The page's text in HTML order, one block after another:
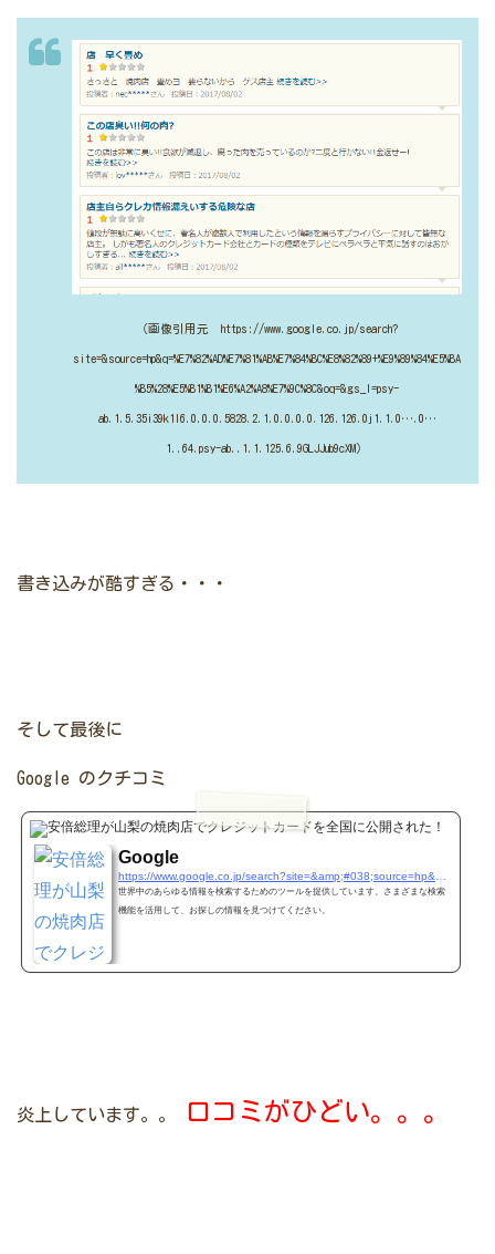
（画像引用元 https://www.google.co.jp/search?
site=&source=hp&q=%E7%82%AD%E7%81%AB%E7%84%BC%E8%82%89+%E9%89%84%E5%BA
%B5%28%E5%B1%B1%E6%A2%A8%E7%9C%8C&oq=&gs_l=psy-
ab.1.5.35i39k1l6.0.0.0.5828.2.1.0.0.0.0.126.126.0j1.1.0….0…
1..64.psy-ab..1.1.125.6.9GLJJub9cXM）
書き込みが酷すぎる・・・
そして最後に
Google のクチコミ
Google
世界中のあらゆる情報を検索するためのツールを提供しています。さまざまな検索
機能を活用して、お探しの情報を見つけてください。
炎上しています。。 口コミがひどい。。。